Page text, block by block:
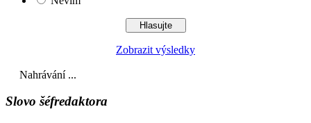
Zobrazit výsledky
Nahrávání ...
Slovo šéfredaktora